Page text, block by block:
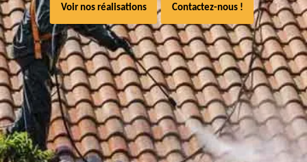
Voir nos réalisations Contactez-nous !